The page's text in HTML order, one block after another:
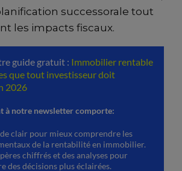
successorale tout
les impacts fiscaux.